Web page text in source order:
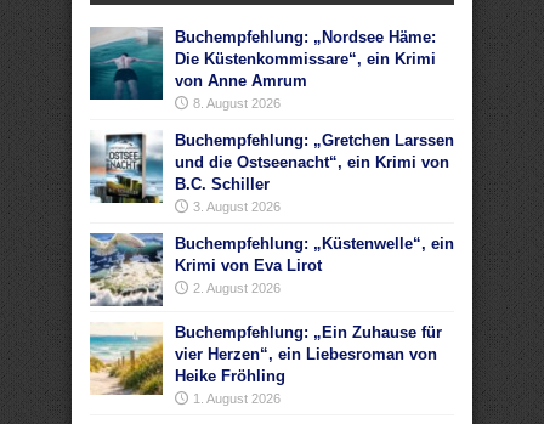
Buchempfehlung: „Nordsee Häme:
Die Küstenkommissare“, ein Krimi
von Anne Amrum
8. August 2026
Buchempfehlung: „Gretchen Larssen
und die Ostseenacht“, ein Krimi von
B.C. Schiller
3. August 2026
Buchempfehlung: „Küstenwelle“, ein
Krimi von Eva Lirot
2. August 2026
Buchempfehlung: „Ein Zuhause für
vier Herzen“, ein Liebesroman von
Heike Fröhling
1. August 2026